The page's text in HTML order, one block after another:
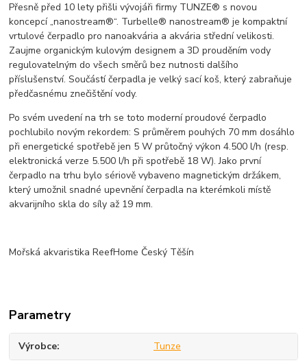
Přesně před 10 lety přišli vývojáři firmy TUNZE® s novou
koncepcí „nanostream®“. Turbelle® nanostream® je kompaktní
vrtulové čerpadlo pro nanoakvária a akvária střední velikosti.
Zaujme organickým kulovým designem a 3D prouděním vody
regulovatelným do všech směrů bez nutnosti dalšího
příslušenství. Součástí čerpadla je velký sací koš, který zabraňuje
předčasnému znečištění vody.
Po svém uvedení na trh se toto moderní proudové čerpadlo
pochlubilo novým rekordem: S průměrem pouhých 70 mm dosáhlo
při energetické spotřebě jen 5 W průtočný výkon 4.500 l/h (resp.
elektronická verze 5.500 l/h při spotřebě 18 W). Jako první
čerpadlo na trhu bylo sériově vybaveno magnetickým držákem,
který umožnil snadné upevnění čerpadla na kterémkoli místě
akvarijního skla do síly až 19 mm.
Mořská akvaristika ReefHome Český Těšín
Parametry
Výrobce Tunze